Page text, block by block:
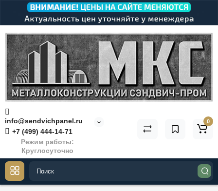
info@sendvichpanel.ru
+7 (499) 444-14-71
Режим работы:
Круглосуточно
0